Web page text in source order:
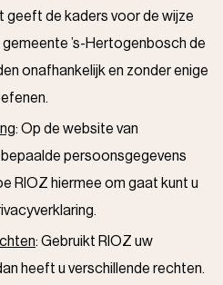
geeft de kaders voor de wijze
’s-Hertogenbosch de
onafhankelijk en zonder enige
: Op de website van
bepaalde persoonsgegevens
RIOZ hiermee om gaat kunt u
: Gebruikt RIOZ uw
heeft u verschillende rechten.